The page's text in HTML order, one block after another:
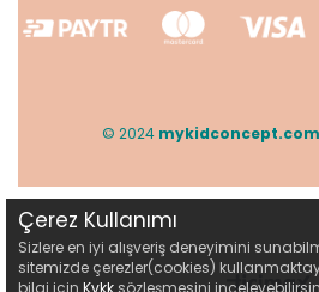
© 2024 mykidconcept.com
Çerez Kullanımı
Sizlere en iyi alışveriş deneyimini
sitemizde çerezler(cookies)
bilgi için Kvkk sözleşmesini